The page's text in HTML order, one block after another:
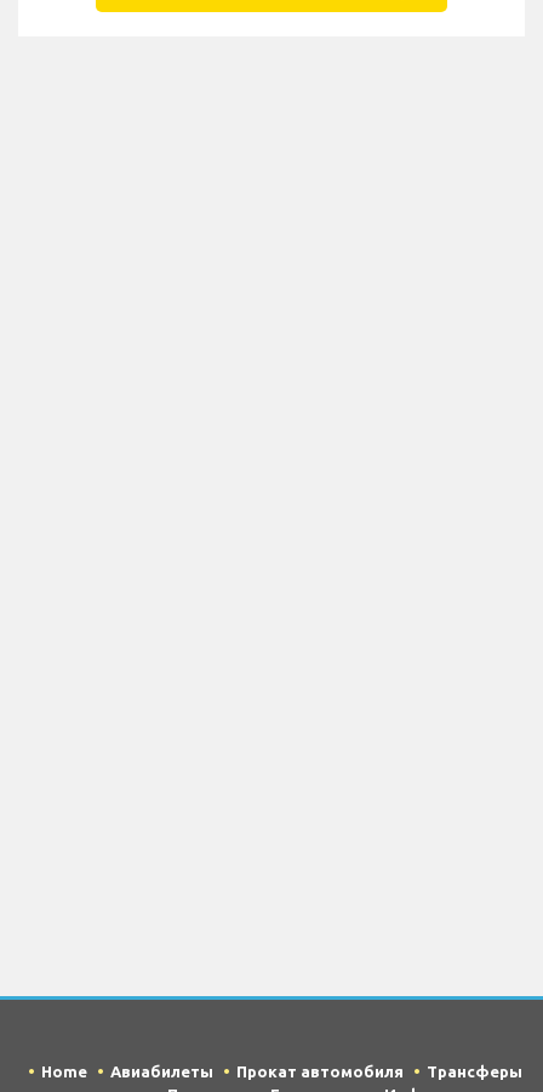
Home Авиабилеты Прокат автомобиля
Трансферы